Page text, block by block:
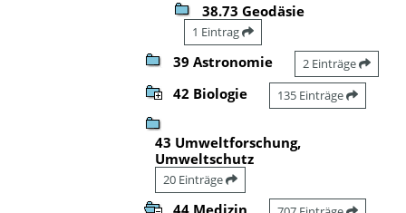
38.73 Geodäsie
1 Eintrag
39 Astronomie 2 Einträge
42 Biologie 135 Einträge
43 Umweltforschung,
Umweltschutz
20 Einträge
44 Medizin